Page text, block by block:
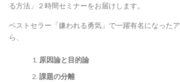
る方法」２時間セミナーをお届けします。
ベストセラー「嫌われる勇気」で一躍有名になった
ら、
原因論と目的論
課題の分離